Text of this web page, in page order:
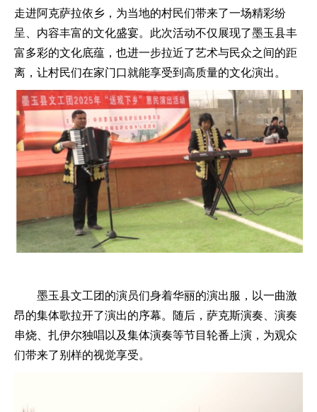
走进阿克萨拉依乡，为当地的村民们带来了一场精彩纷
呈、内容丰富的文化盛宴。此次活动不仅展现了墨玉县丰
富多彩的文化底蕴，也进一步拉近了艺术与民众之间的距
离，让村民们在家门口就能享受到高质量的文化演出。
墨玉县文工团的演员们身着华丽的演出服，以一曲激
昂的集体歌拉开了演出的序幕。随后，萨克斯演奏、演奏
串烧、扎伊尔独唱以及集体演奏等节目轮番上演，为观众
们带来了别样的视觉享受。